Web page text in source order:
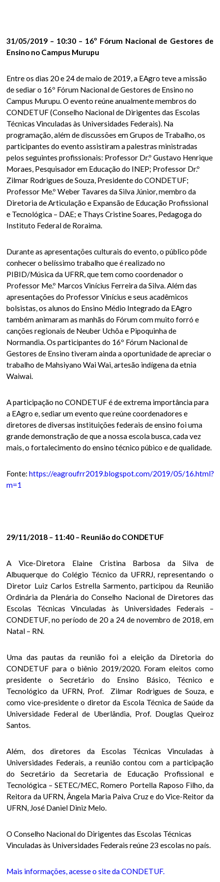
31/05/2019 – 10:30 – 16º Fórum Nacional de Gestores de
Ensino no Campus Murupu
Entre os dias 20 e 24 de maio de 2019, a EAgro teve a missão
de sediar o 16º Fórum Nacional de Gestores de Ensino no
Campus Murupu. O evento reúne anualmente membros do
CONDETUF (Conselho Nacional de Dirigentes das Escolas
Técnicas Vinculadas às Universidades Federais). Na
programação, além de discussões em Grupos de Trabalho, os
participantes do evento assistiram a palestras ministradas
pelos seguintes profissionais: Professor Dr.º Gustavo Henrique
Moraes, Pesquisador em Educação do INEP; Professor Dr.º
Zilmar Rodrigues de Souza, Presidente do CONDETUF;
Professor Me.º Weber Tavares da Silva Júnior, membro da
Diretoria de Articulação e Expansão de Educação Profissional
e Tecnológica – DAE; e Thays Cristine Soares, Pedagoga do
Instituto Federal de Roraima.
Durante as apresentações culturais do evento, o público pôde
conhecer o belíssimo trabalho que é realizado no
PIBID/Música da UFRR, que tem como coordenador o
Professor Me.º Marcos Vinícius Ferreira da Silva. Além das
apresentações do Professor Vinícius e seus acadêmicos
bolsistas, os alunos do Ensino Médio Integrado da EAgro
também animaram as manhãs do Fórum com muito forró e
canções regionais de Neuber Uchôa e Pipoquinha de
Normandia. Os participantes do 16º Fórum Nacional de
Gestores de Ensino tiveram ainda a oportunidade de apreciar o
trabalho de Mahsiyano Wai Wai, artesão indígena da etnia
Waiwai.
A participação no CONDETUF é de extrema importância para
a EAgro e, sediar um evento que reúne coordenadores e
diretores de diversas instituições federais de ensino foi uma
grande demonstração de que a nossa escola busca, cada vez
mais, o fortalecimento do ensino técnico púbico e de qualidade.
Fonte:https://eagroufrr2019.blogspot.com/2019/05/16.html?
m=1
29/11/2018 – 11:40 – Reunião do CONDETUF
A Vice-Diretora Elaine Cristina Barbosa da Silva de
Albuquerque do Colégio Técnico da UFRRJ, representando o
Diretor Luiz Carlos Estrella Sarmento, participou da Reunião
Ordinária da Plenária do Conselho Nacional de Diretores das
Escolas Técnicas Vinculadas às Universidades Federais –
CONDETUF, no período de 20 a 24 de novembro de 2018, em
Natal – RN.
Uma das pautas da reunião foi a eleição da Diretoria do
CONDETUF para o biênio 2019/2020. Foram eleitos como
presidente o Secretário do Ensino Básico, Técnico e
Tecnológico da UFRN, Prof. Zilmar Rodrigues de Souza, e
como vice-presidente o diretor da Escola Técnica de Saúde da
Universidade Federal de Uberlândia, Prof. Douglas Queiroz
Santos.
Além, dos diretores da Escolas Técnicas Vinculadas à
Universidades Federais, a reunião contou com a participação
do Secretário da Secretaria de Educação Profissional e
Tecnológica – SETEC/MEC, Romero Portella Raposo Filho, da
Reitora da UFRN, Ângela Maria Paiva Cruz e do Vice-Reitor da
UFRN, José Daniel Diniz Melo.
O Conselho Nacional do Dirigentes das Escolas Técnicas
Vinculadas às Universidades Federais reúne 23 escolas no país.
Mais informações, acesse o site da CONDETUF.